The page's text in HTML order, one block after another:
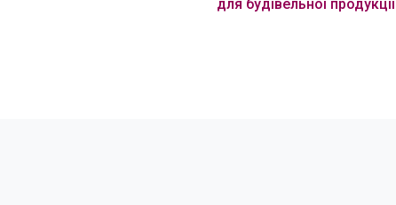
для будівельної продукції